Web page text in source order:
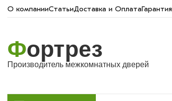
О компанииСтатьиДоставка и ОплатаГарантия
Фортрез
Производитель межкомнатных дверей